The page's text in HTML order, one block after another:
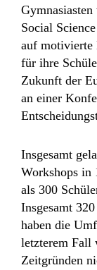
Social
auf motivierte
für ihre
Zukunft der
an einer
Insgesamt
Workshops in
als 300
Insgesamt
haben die
letzterem Fall
Zeitgründen